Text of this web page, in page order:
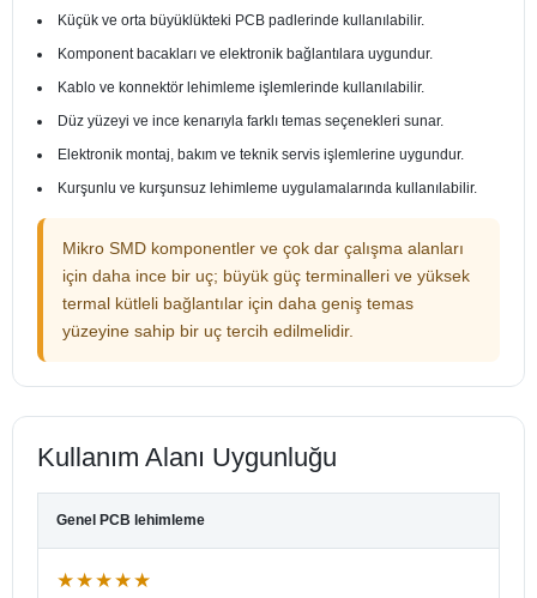
Küçük ve orta büyüklükteki PCB padlerinde kullanılabilir.
Komponent bacakları ve elektronik bağlantılara uygundur.
Kablo ve konnektör lehimleme işlemlerinde kullanılabilir.
Düz yüzeyi ve ince kenarıyla farklı temas seçenekleri sunar.
Elektronik montaj, bakım ve teknik servis işlemlerine uygundur.
Kurşunlu ve kurşunsuz lehimleme uygulamalarında kullanılabilir.
Mikro SMD komponentler ve çok dar çalışma alanları
için daha ince bir uç; büyük güç terminalleri ve yüksek
termal kütleli bağlantılar için daha geniş temas
yüzeyine sahip bir uç tercih edilmelidir.
Kullanım Alanı Uygunluğu
Genel PCB lehimleme
★★★★★